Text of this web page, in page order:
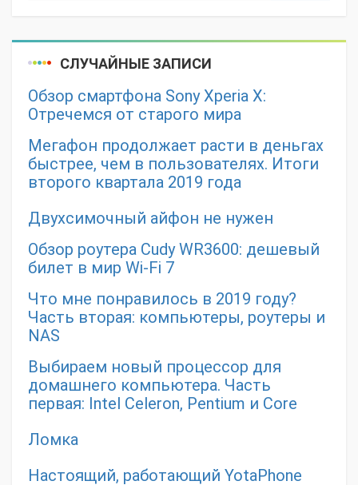
СЛУЧАЙНЫЕ ЗАПИСИ
Обзор смартфона Sony Xperia X:
Отречемся от старого мира
Мегафон продолжает расти в деньгах
быстрее, чем в пользователях. Итоги
второго квартала 2019 года
Двухсимочный айфон не нужен
Обзор роутера Cudy WR3600: дешевый
билет в мир Wi-Fi 7
Что мне понравилось в 2019 году?
Часть вторая: компьютеры, роутеры и
NAS
Выбираем новый процессор для
домашнего компьютера. Часть
первая: Intel Celeron, Pentium и Core
Ломка
Настоящий, работающий YotaPhone